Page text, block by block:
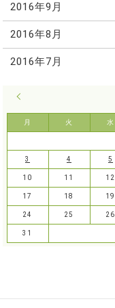
2016年9月
2016年8月
2016年7月
月 火 水
3 4 5
10 11 12
17 18 19
24 25 26
31